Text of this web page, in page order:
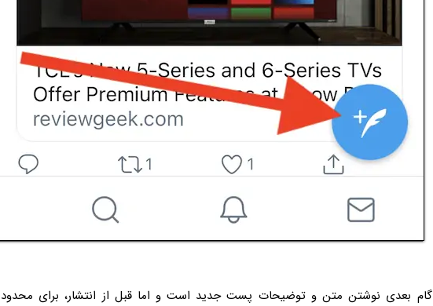
گام بعدی نوشتن متن و توضیحات پست جدید است و اما قبل از انتشار، برای